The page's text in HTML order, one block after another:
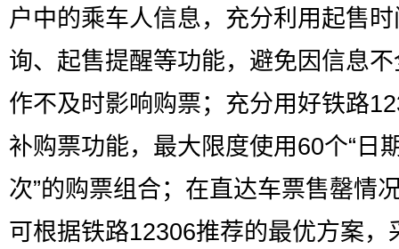
户中的乘车人信息，充分利用起售
询、起售提醒等功能，避免因信息
作不及时影响购票；充分用好铁路
补购票功能，最大限度使用60个“日
次”的购票组合；在直达车票售罄情
可根据铁路12306推荐的最优方案，